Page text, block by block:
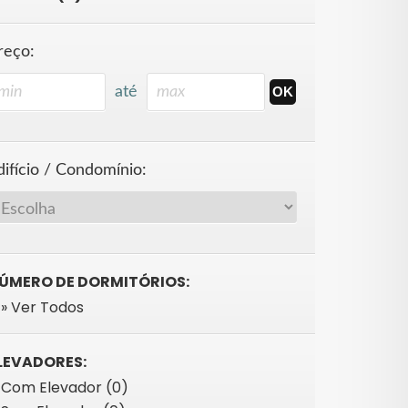
até
/ Condomínio:
DE DORMITÓRIOS:
» Ver Todos
Com Elevador (0)